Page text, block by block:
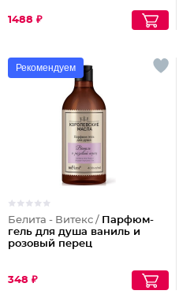
1488 ₽
Рекомендуем
Белита - Витекс / Парфюм-
гель для душа ваниль и
розовый перец
348 ₽